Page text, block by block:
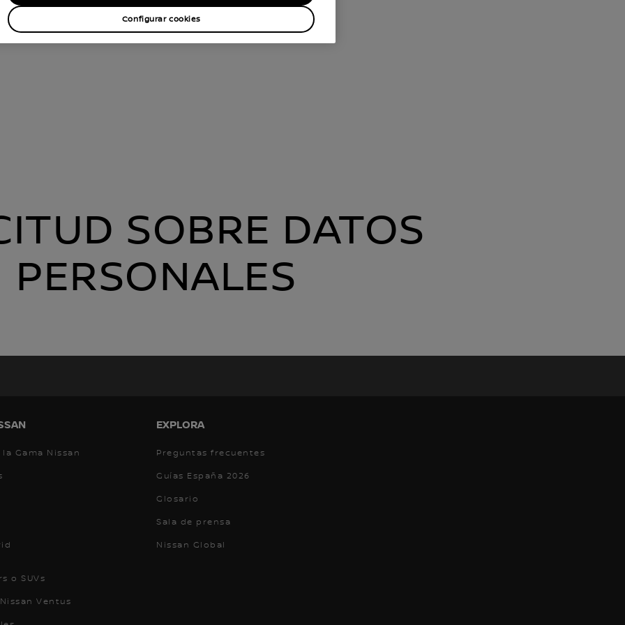
SOBRE DATOS
PERSONALES
Gama Nissan
o SUVs
Ventus
EXPLORA
Preguntas frecuentes
Guías España 2026
Glosario
Sala de prensa
Nissan Global
Configurar cookies